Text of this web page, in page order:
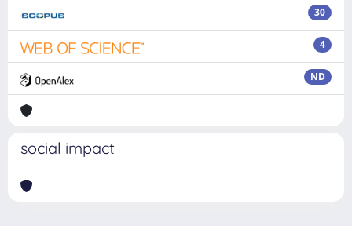
30
4
ND
social impact